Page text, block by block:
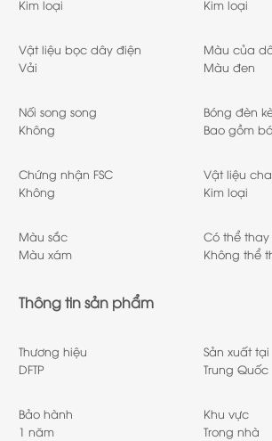
Kim loại
Kim loại
Vật liệu bọc dây điện
Vải
Màu của
Màu đen
Nối song song
Không
Bóng đèn
Bao gồm
Chứng nhận FSC
Không
Vật liệu
Kim loại
Màu sắc
Màu xám
Có thể
Không thể
Thông tin sản phẩm
Thương hiệu
DFTP
Sản xuất tại
Trung Quốc
Bảo hành
1 năm
Khu vực
Trong nhà